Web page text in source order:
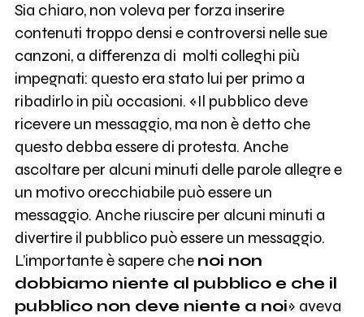
Sia chiaro, non voleva per forza inserire
contenuti troppo densi e controversi nelle sue
canzoni, a differenza di molti colleghi più
impegnati: questo era stato lui per primo a
ribadirlo in più occasioni. «Il pubblico deve
ricevere un messaggio, ma non è detto che
questo debba essere di protesta. Anche
ascoltare per alcuni minuti delle parole allegre e
un motivo orecchiabile può essere un
messaggio. Anche riuscire per alcuni minuti a
divertire il pubblico può essere un messaggio.
L’importante è sapere che noi non
dobbiamo niente al pubblico e che il
pubblico non deve niente a noi» aveva